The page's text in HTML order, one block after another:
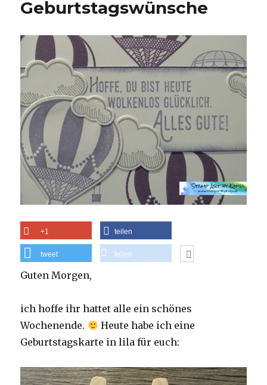
Geburtstagswünsche
+1 teilen
tweet teilen
Guten Morgen,
ich hoffe ihr hattet alle ein schönes
Wochenende.
Heute habe ich eine
Geburtstagskarte in lila für euch: